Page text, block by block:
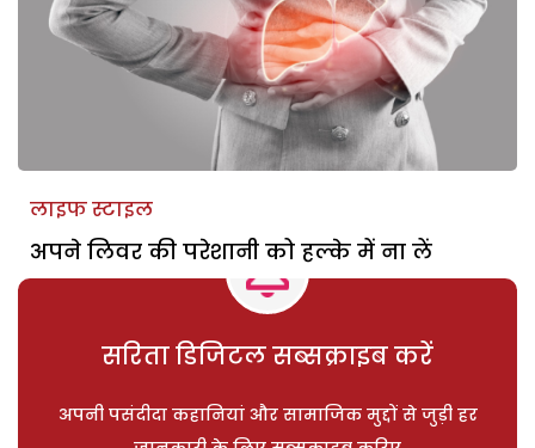
लाइफ स्टाइल
अपने लिवर की परेशानी को हल्के में ना लें
सरिता डिजिटल सब्सक्राइब करें
अपनी पसंदीदा कहानियां और सामाजिक मुद्दों से जुड़ी हर